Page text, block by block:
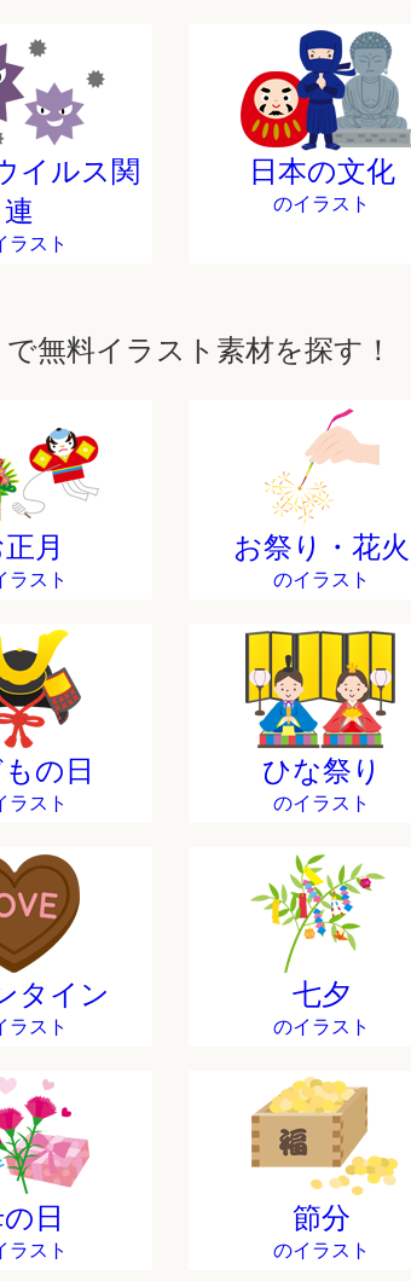
イルス関
連
ラスト
日本の文化
のイラスト
無料イラスト素材を探す！
月
ラスト
お祭り・花火
のイラスト
の日
ラスト
ひな祭り
のイラスト
タイン
ラスト
七夕
のイラスト
日
ラスト
節分
のイラスト